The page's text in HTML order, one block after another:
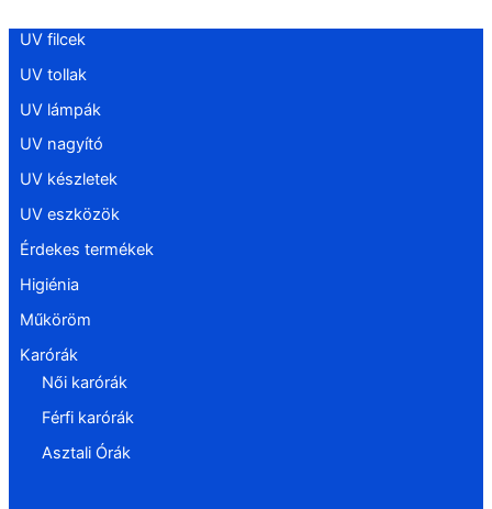
UV filcek
UV tollak
UV lámpák
UV nagyító
UV készletek
UV eszközök
Érdekes termékek
Higiénia
Műköröm
Karórák
Női karórák
Férfi karórák
Asztali Órák